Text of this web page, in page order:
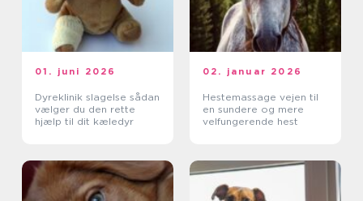
01. juni 2026
Dyreklinik slagelse sådan
vælger du den rette
hjælp til dit kæledyr
02. januar 2026
Hestemassage vejen til
en sundere og mere
velfungerende hest